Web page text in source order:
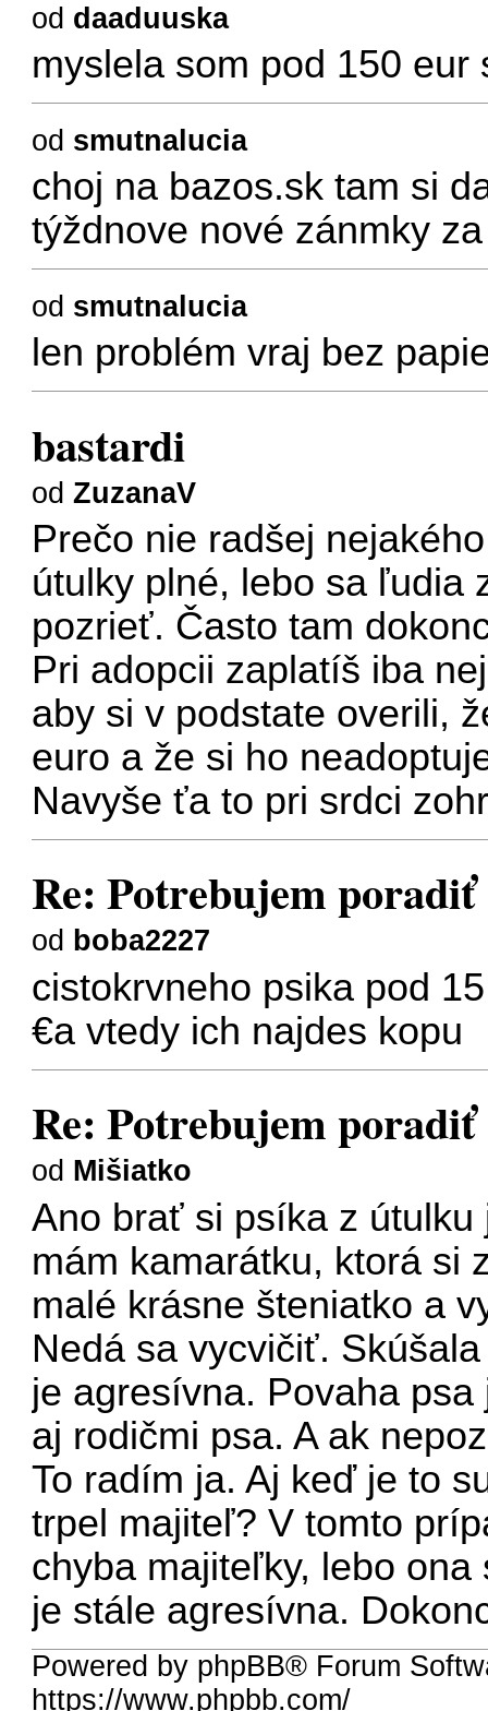
od daaduuska
myslela som pod 150
od smutnalucia
choj na bazos.sk tam si
týždnove nové zánmky
od smutnalucia
len problém vraj bez
bastardi
odZuzanaV
Prečo nie radšej
útulky plné, lebo sa ľudia
pozrieť. Často tam
Pri adopcii zaplatíš iba
aby si v podstate overili,
euro a že si ho
Navyše ťa to pri srdci
Re: Potrebujem poradiť
od boba2227
cistokrvneho psika pod
€a vtedy ich najdes kopu
Re: Potrebujem poradiť
od Mišiatko
Ano brať si psíka z
mám kamarátku, ktorá si
malé krásne šteniatko a
Nedá sa vycvičiť.
je agresívna. Povaha
aj rodičmi psa. A ak
To radím ja. Aj keď je to
trpel majiteľ? V tomto
chyba majiteľky, lebo
je stále agresívna.
Powered by phpBB® Forum
https://www.phpbb.com/